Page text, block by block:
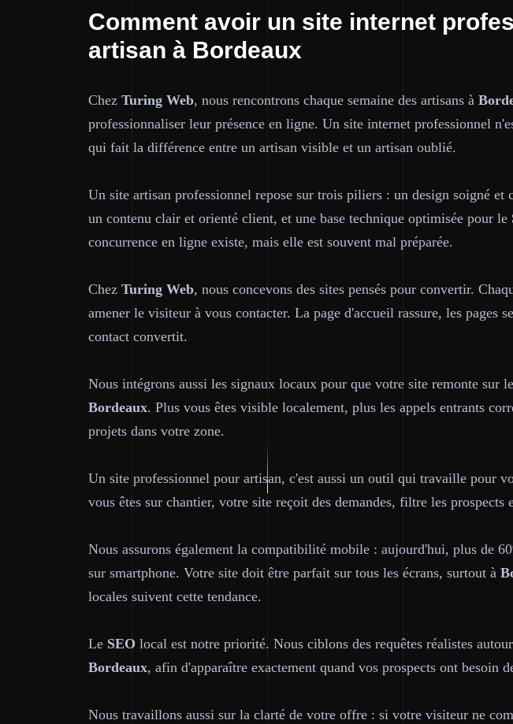
Comment avoir un site internet
artisan à Bordeaux
Chez Turing Web, nous rencontrons chaque semaine des artisans à
professionnaliser leur présence en ligne. Un site internet professionnel
qui fait la différence entre un artisan visible et un artisan oublié.
Un site artisan professionnel repose sur trois piliers : un design soigné et
un contenu clair et orienté client, et une base technique optimisée pour le
concurrence en ligne existe, mais elle est souvent mal préparée.
Chez Turing Web, nous concevons des sites pensés pour convertir.
amener le visiteur à vous contacter. La page d'accueil rassure, les pages
contact convertit.
Nous intégrons aussi les signaux locaux pour que votre site remonte sur
Bordeaux. Plus vous êtes visible localement, plus les appels entrants
projets dans votre zone.
Un site professionnel pour artisan, c'est aussi un outil qui travaille pour
vous êtes sur chantier, votre site reçoit des demandes, filtre les prospects
Nous assurons également la compatibilité mobile : aujourd'hui, plus de
sur smartphone. Votre site doit être parfait sur tous les écrans, surtout à
locales suivent cette tendance.
Le SEO local est notre priorité. Nous ciblons des requêtes réalistes
Bordeaux, afin d'apparaître exactement quand vos prospects ont besoin
Nous travaillons aussi sur la clarté de votre offre : si votre visiteur ne